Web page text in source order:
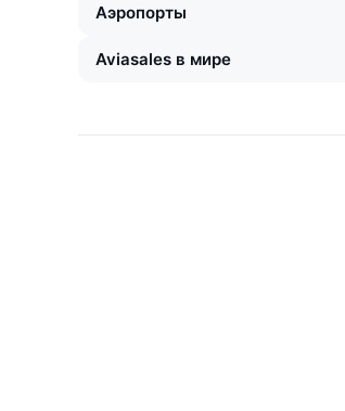
Аэропорты
Aviasales в мире